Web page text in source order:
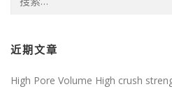
索：
近期文章
High Pore Volume High crush